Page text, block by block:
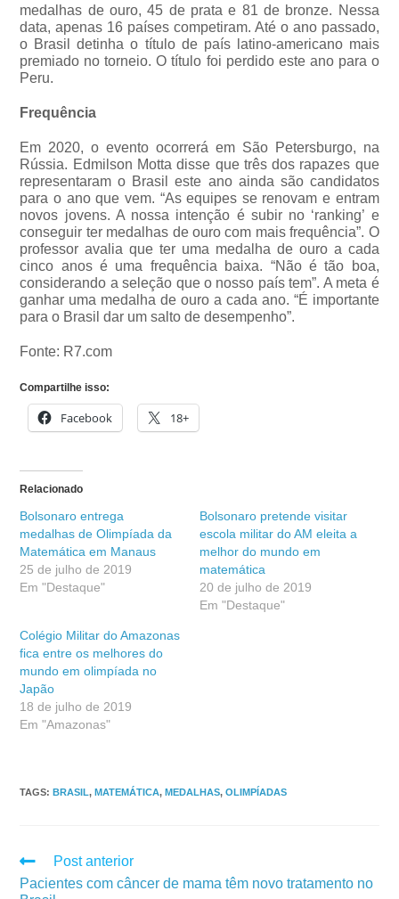
medalhas de ouro, 45 de prata e 81 de bronze. Nessa
data, apenas 16 países competiram. Até o ano passado,
o Brasil detinha o título de país latino-americano mais
premiado no torneio. O título foi perdido este ano para o
Peru.
Frequência
Em 2020, o evento ocorrerá em São Petersburgo, na
Rússia. Edmilson Motta disse que três dos rapazes que
representaram o Brasil este ano ainda são candidatos
para o ano que vem. “As equipes se renovam e entram
novos jovens. A nossa intenção é subir no ‘ranking’ e
conseguir ter medalhas de ouro com mais frequência”. O
professor avalia que ter uma medalha de ouro a cada
cinco anos é uma frequência baixa. “Não é tão boa,
considerando a seleção que o nosso país tem”. A meta é
ganhar uma medalha de ouro a cada ano. “É importante
para o Brasil dar um salto de desempenho”.
Fonte: R7.com
Compartilhe isso:
Facebook 18+
Relacionado
Bolsonaro entrega
medalhas de Olimpíada da
Matemática em Manaus
25 de julho de 2019
Em "Destaque"
Bolsonaro pretende visitar
escola militar do AM eleita a
melhor do mundo em
matemática
20 de julho de 2019
Em "Destaque"
Colégio Militar do Amazonas
fica entre os melhores do
mundo em olimpíada no
Japão
18 de julho de 2019
Em "Amazonas"
TAGS:BRASIL, MATEMÁTICA, MEDALHAS, OLIMPÍADAS
Post anterior
Pacientes com câncer de mama têm novo tratamento no